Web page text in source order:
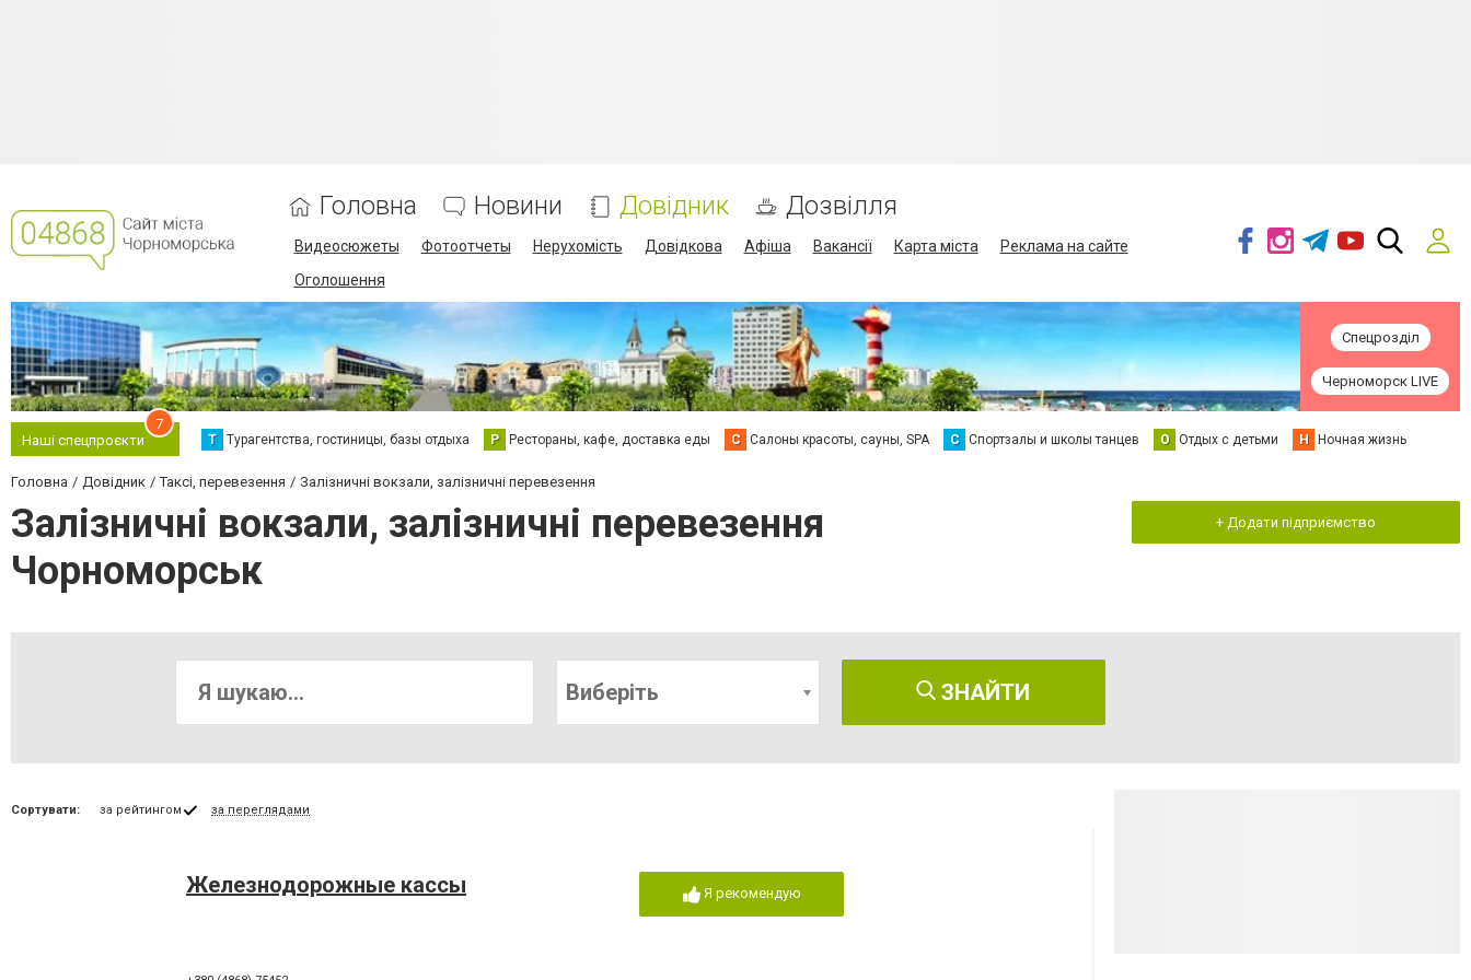
Головна Новини Довідник Дозвілля
Видеосюжеты Фотоотчеты Нерухомість Довідкова Афіша Вакансії Карта міста
Реклама на сайте
Оголошення
Спецрозділ
Черноморск LIVE
Наші спецпроєкти
7
Т Турагентства, гостиницы, базы отдыха Р Рестораны, кафе, доставка еды С Салоны красоты, сауны, SPA С Спортзалы и школы танцев О Отдых с детьми Н Ночная жизнь
Головна Довідник Таксі, перевезення Залізничні вокзали, залізничні перевезення
Залізничні вокзали, залізничні перевезення
Чорноморськ
+ Додати підприємство
Виберіть ЗНАЙТИ
Сортувати: за рейтингом за переглядами
Железнодорожные кассы Я рекомендую